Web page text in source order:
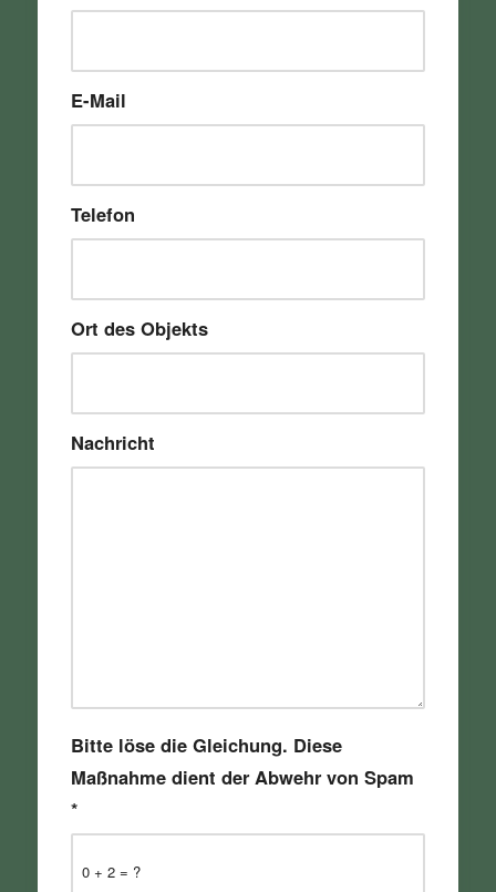
E-Mail
Telefon
Ort des Objekts
Nachricht
0 + 2 = ?
Bitte löse die Gleichung. Diese
Maßnahme dient der Abwehr von Spam
*